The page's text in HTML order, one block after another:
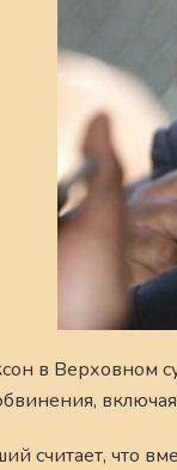
в Верховном
считает, что